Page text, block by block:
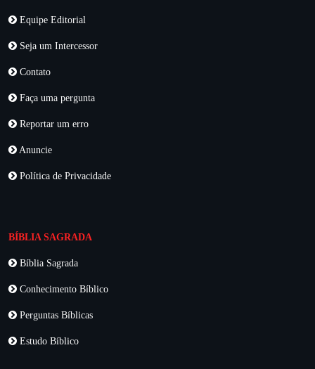
Equipe Editorial
Seja um Intercessor
Contato
Faça uma pergunta
Reportar um erro
Anuncie
Política de Privacidade
BÍBLIA SAGRADA
Bíblia Sagrada
Conhecimento Bíblico
Perguntas Bíblicas
Estudo Bíblico